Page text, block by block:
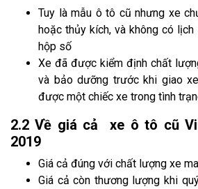
Tuy là mẫu ô tô cũ nhưng xe
hoặc thủy kích, và không có
hộp số
Xe đã được kiểm định chất
và bảo dưỡng trước khi giao
được một chiếc xe trong tình
2.2 Về giá cả xe ô tô cũ
2019
Giá cả đúng với chất lượng xe
Giá cả còn thương lượng khi